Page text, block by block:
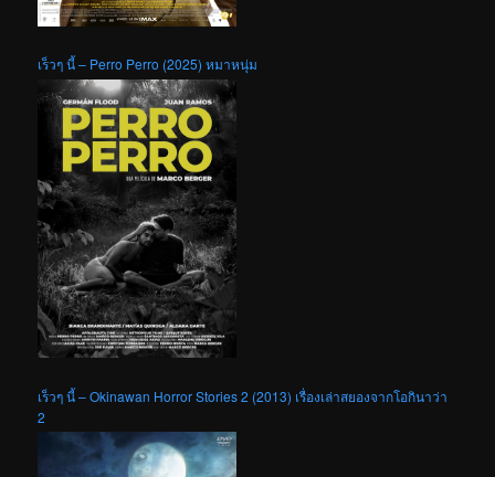
เร็วๆ นี้ – Perro Perro (2025) หมาหนุ่ม
เร็วๆ นี้ – Okinawan Horror Stories 2 (2013) เรื่องเล่าสยองจากโอกินาว่า
2